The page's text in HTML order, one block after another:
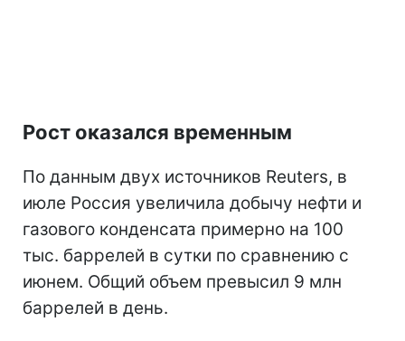
Рост оказался временным
По данным двух источников Reuters, в
июле Россия увеличила добычу нефти и
газового конденсата примерно на 100
тыс. баррелей в сутки по сравнению с
июнем. Общий объем превысил 9 млн
баррелей в день.